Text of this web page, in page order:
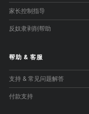
家长控制指导
反奴隶剥削帮助
帮助 &客服
支持 & 常见问题解答
付款支持